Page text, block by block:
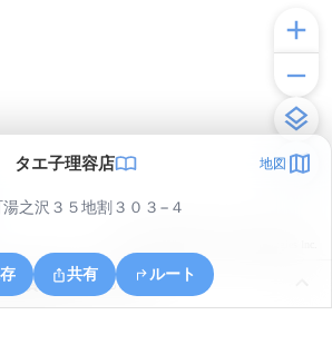
タエ子理容店 地図
之沢３５地割３０３−４
共有 ルート
和賀町湯之沢３５地割